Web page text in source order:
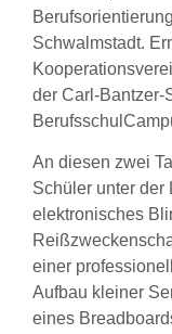
Schwalmstadt.
der Carl-Bantzer-
An diesen zwei
Schüler unter der
elektronisches
einer
Aufbau kleiner
eines